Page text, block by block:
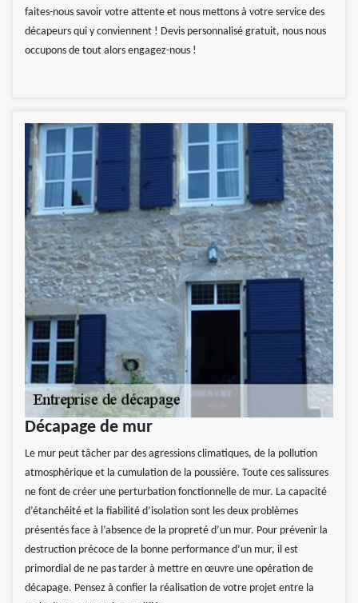
faites-nous savoir votre attente et nous mettons à votre service des
décapeurs qui y conviennent ! Devis personnalisé gratuit, nous nous
occupons de tout alors engagez-nous !
Décapage de mur
Le mur peut tâcher par des agressions climatiques, de la pollution
atmosphérique et la cumulation de la poussière. Toute ces salissures
ne font de créer une perturbation fonctionnelle de mur. La capacité
d’étanchéité et la fiabilité d’isolation sont les deux problèmes
présentés face à l’absence de la propreté d’un mur. Pour prévenir la
destruction précoce de la bonne performance d’un mur, il est
primordial de ne pas tarder à mettre en œuvre une opération de
décapage. Pensez à confier la réalisation de votre projet entre la